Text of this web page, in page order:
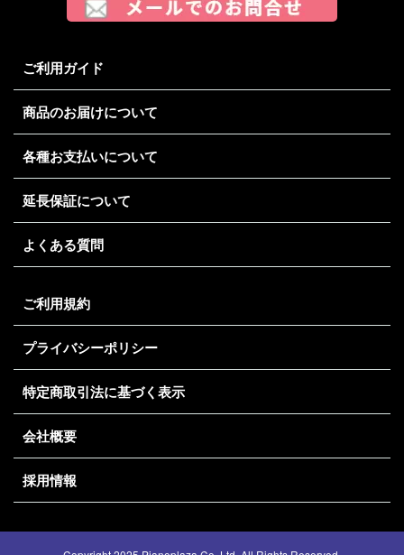
ご利用ガイド
商品のお届けについて
各種お支払いについて
延長保証について
よくある質問
ご利用規約
プライバシーポリシー
特定商取引法に基づく表示
会社概要
採用情報